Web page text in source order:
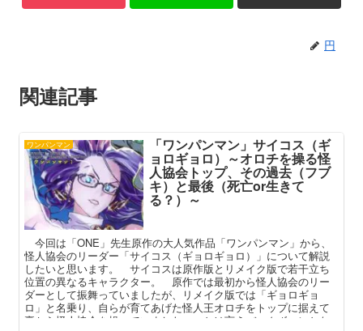
円
関連記事
ワンパンマン 「ワンパンマン」サイコス（ギ
ョロギョロ）～オロチを操る怪
人協会トップ、その過去（フブ
キ）と最後（死亡or生きて
る？）～
今回は「ONE」先生原作の大人気作品「ワンパンマン」から、
怪人協会のリーダー「サイコス（ギョロギョロ）」について解説
したいと思います。 サイコスは原作版とリメイク版で若干立ち
位置の異なるキャラクター。 原作では最初から怪人協会のリー
ダーとして振舞っていましたが、リメイク版では「ギョロギョ
ロ」と名乗り、自らが育てあげた怪人王オロチをトップに据えて
裏から怪人協会を操っていました。 とは言えバックボーンとな